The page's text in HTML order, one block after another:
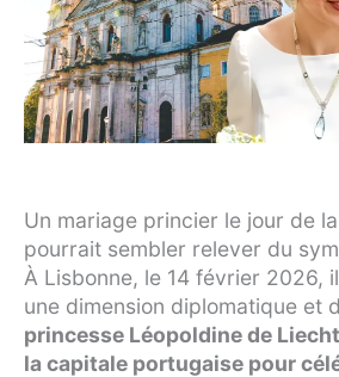
Un mariage princier le jour de
pourrait sembler relever du
À Lisbonne, le 14 février 2026,
une dimension diplomatique et
princesse Léopoldine de
la capitale portugaise pour